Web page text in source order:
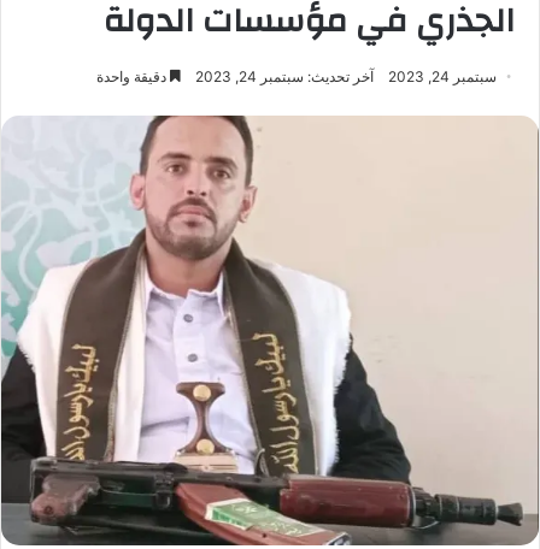
الجذري في مؤسسات الدولة
سبتمبر 24, 2023 آخر تحديث: سبتمبر 24, 2023 دقيقة واحدة